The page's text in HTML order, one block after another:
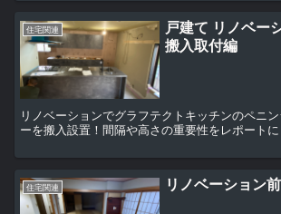
住宅関連
戸建て リノベー
搬入取付編
リノベーションでグラフテクトキッチンのペニ
ーを搬入設置！間隔や高さの重要性をレポート
住宅関連 リノベーション